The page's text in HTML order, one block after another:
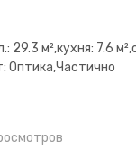
29.3 м²,кухня: 7.6
Оптика,Частично